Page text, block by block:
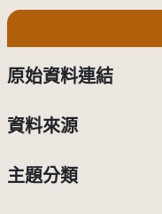
原始資料連結
資料來源
主題分類